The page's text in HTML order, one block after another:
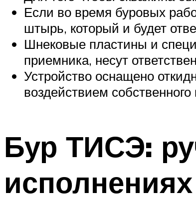
Если во время буровых
штырь, который и будет
Шнековые пластины и
приемника, несут
Устройство оснащено
воздействием собственного
Бур ТИСЭ:
исполнениях